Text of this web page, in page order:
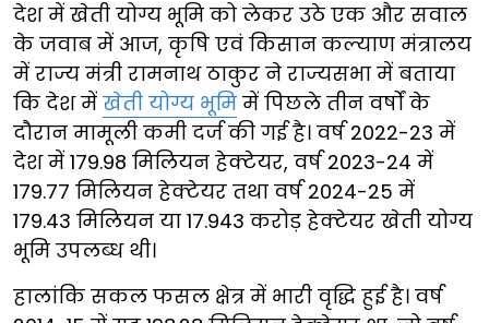
देश में खेती योग्य भूमि को लेकर उठे एक और सवाल
के जवाब में आज, कृषि एवं किसान कल्याण मंत्रालय
में राज्य मंत्री रामनाथ ठाकुर ने राज्यसभा में बताया
कि देश में खेती योग्य भूमि में पिछले तीन वर्षों के
दौरान मामूली कमी दर्ज की गई है। वर्ष 2022-23 में
देश में 179.98 मिलियन हेक्टेयर, वर्ष 2023-24 में
179.77 मिलियन हेक्टेयर तथा वर्ष 2024-25 में
179.43 मिलियन या 17.943 करोड़ हेक्टेयर खेती योग्य
भूमि उपलब्ध थी।
हालांकि सकल फसल क्षेत्र में भारी वृद्धि हुई है। वर्ष